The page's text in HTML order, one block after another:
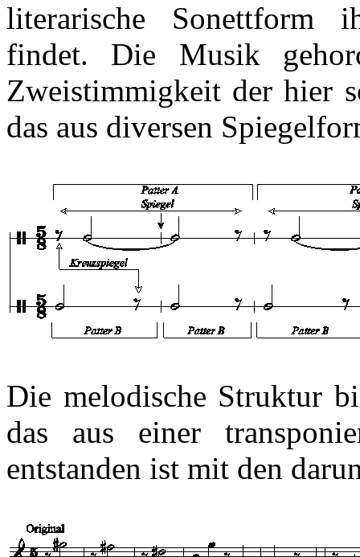
literarische Sonettform
findet. Die Musik
Zweistimmigkeit der hier
das aus diversen
Die melodische Struktur
das aus einer
entstanden ist mit den